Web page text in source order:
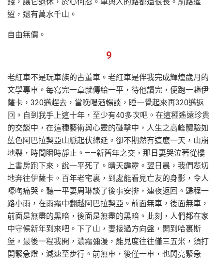
迢，還有萬水千山。
自由無價。
9
老紅車不是玩車族的古董車。老紅車是伴我完成輝煌歲月的
文學專車。每寫完一章就傳給一平，待他讀完，便跑一趟伊
薩卡，320邁趕去，當晚喝酒暢談，睡一覺起來再320邁返
回。自到我手上這十年，至少有40多次吧。在這種遙遠珍貴
的交談中，在這種藝術與心靈的碰擊中，人生之高峰體驗如
藍色阿巴拉契亞山脈起伏綿延。卻不期然有這麽一天，山崩
地裂，時間瞬時靜止。——新舊年之交，那日妻哭泣著從樓
上書房跑下來，說一平死了。晴天霹靂。翌日晨，我們悲切
地奔往伊薩卡。百年老宅裏，到處能看見亡友的身影，令人
嚎啕痛哭。聽一平妻周琳談了後事安排，連夜返回。歸程一
路小雨，在雨霧中翻越阿巴拉契亞。前面無車，後面無車，
前面是無盡的黑暗，後面是無盡的黑暗。此刻，人們都在家
中守候新年到來吧。下了山，妻接過方向盤，開到哈裏斯
堡。最後一程我開，濃霧彌漫，能見度往往僅三五米，須打
開緊急燈，減速至步行。前無車，後僅一車，也閃亮緊急